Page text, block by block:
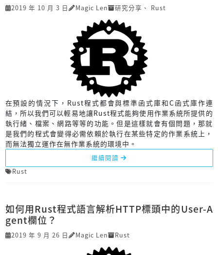
2019 年 10 月 3 日 Magic Len 研究分享 、 Rust
在預設的情況下，Rust程式都會與標準函式庫和C函式庫作連
結，所以我們可以輕易地讓Rust程式能夠使用作業系統所提供的
執行緒、檔案、網路等等的功能。但是這樣就會有個問題，那就
是我們的程式會變得必需依賴於執行在某些特定的作業系統上，
而無法獨立運作在無作業系統的環境中。
繼續閱讀
Rust
如何用Rust程式語言解析HTTP標頭中的User-A
gent欄位？
2019 年 9 月 26 日 Magic Len Rust